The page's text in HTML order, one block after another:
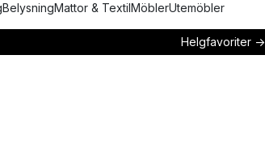
BelysningMattor & TextilMöblerUtemöbler
Helgfavoriter →